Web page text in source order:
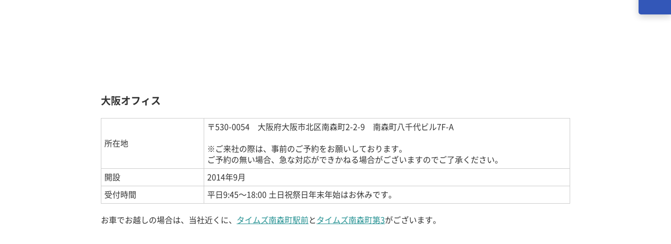
大阪オフィス
所在地
〒530-0054 大阪府大阪市北区南森町2-2-9 南森町八千代ビル7F-A
※ご来社の際は、事前のご予約をお願いしております。
ご予約の無い場合、急な対応ができかねる場合がございますのでご了承ください。
開設 2014年9月
受付時間 平日9:45〜18:00 土日祝祭日年末年始はお休みです。
お車でお越しの場合は、当社近くに、 タイムズ南森町駅前と タイムズ南森町第3がございます。